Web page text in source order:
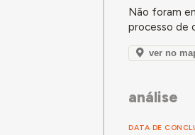
Não foram
processo de
ver no
análise
DATA DE